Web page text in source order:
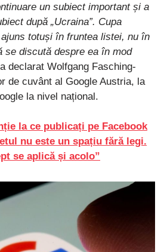
un subiect important și a
după „Ucraina”. Cupa
totuși în fruntea listei, nu în
se discută despre ea în mod
declarat Wolfgang Fasching-
de cuvânt al Google Austria, la
la nivel național.
la ce publicați pe Facebook
nu este un spațiu fără legi.
se aplică și acolo”